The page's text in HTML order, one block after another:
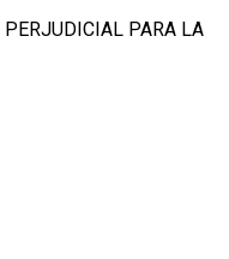
PARA LA